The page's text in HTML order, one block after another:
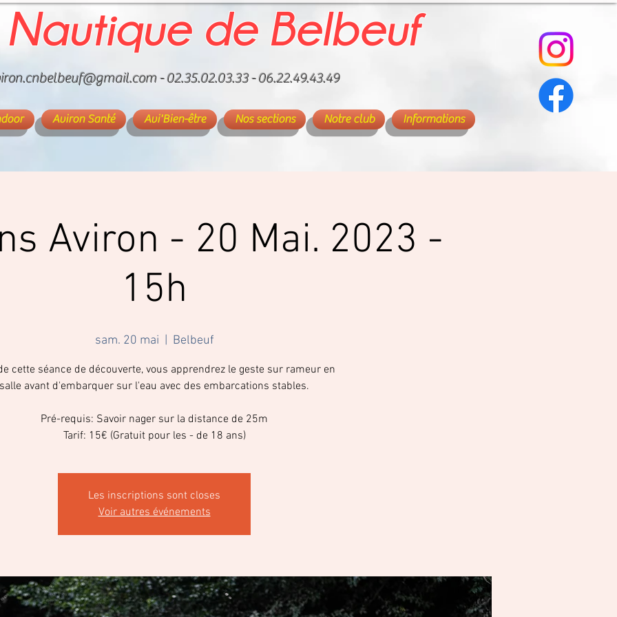
de Belbeuf
- 02.35.02.03.33 - 06.22.49.43.49
Aviron Santé Avi'Bien-être Nos sections Notre club Informations
Aviron - 20 Mai. 2023 -
15h
sam. 20 mai Belbeuf
cette séance de découverte, vous apprendrez le geste sur rameur en
salle avant d'embarquer sur l'eau avec des embarcations stables.
Pré-requis: Savoir nager sur la distance de 25m
Tarif: 15€ (Gratuit pour les - de 18 ans)
Les inscriptions sont closes
Voir autres événements